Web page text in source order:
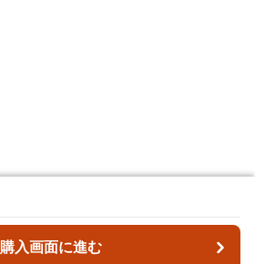
購入画面に進む
購入画面に進む